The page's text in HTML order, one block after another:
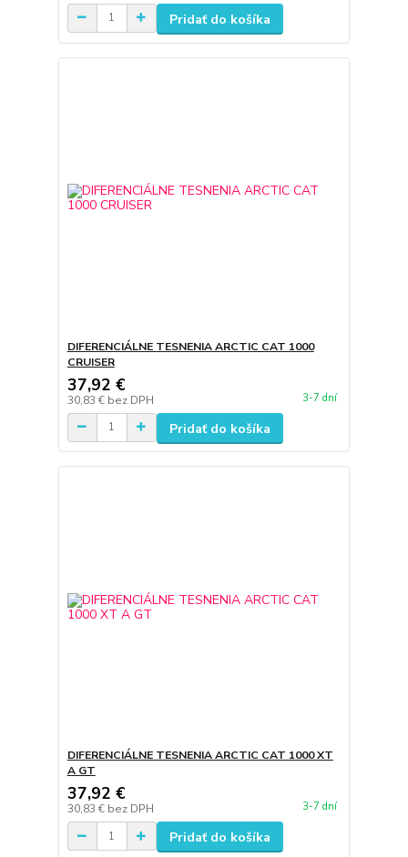
Pridať do košíka
DIFERENCIÁLNE TESNENIA ARCTIC CAT 1000
CRUISER
37,92 €
30,83 € bez DPH 3-7 dní
Pridať do košíka
DIFERENCIÁLNE TESNENIA ARCTIC CAT 1000 XT
A GT
37,92 €
30,83 € bez DPH 3-7 dní
Pridať do košíka